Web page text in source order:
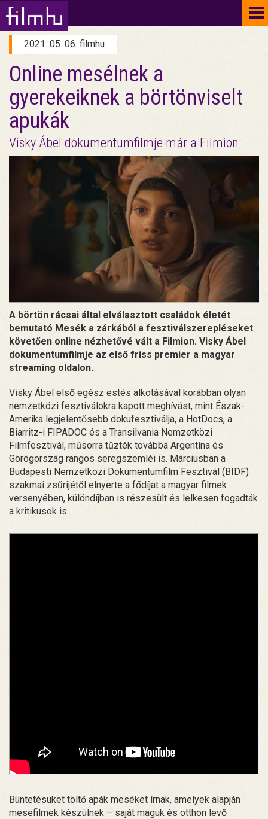
2021. 05. 06. filmhu
Online mesélnek a
gyerekeiknek a börtönviselt
apukák
Visky Ábel dokumentumfilmje már a Filmion
A börtön rácsai által elválasztott családok életét
bemutató Mesék a zárkából a fesztiválszerepléseket
követően online nézhetővé vált a Filmion. Visky Ábel
dokumentumfilmje az első friss premier a magyar
streaming oldalon.
Visky Ábel első egész estés alkotásával korábban olyan
nemzetközi fesztiválokra kapott meghívást, mint Észak-
Amerika legjelentősebb dokufesztiválja, a HotDocs, a
Biarritz-i FIPADOC és a Transilvania Nemzetközi
Filmfesztivál, műsorra tűzték továbbá Argentína és
Görögország rangos seregszemléi is. Márciusban a
Budapesti Nemzetközi Dokumentumfilm Fesztivál (BIDF)
szakmai zsűrijétől elnyerte a fődíjat a magyar filmek
versenyében, különdíjban is részesült és lelkesen fogadták
a kritikusok is.
Büntetésüket töltő apák meséket írnak, amelyek alapján
mesefilmek készülnek – saját maguk és otthon levő